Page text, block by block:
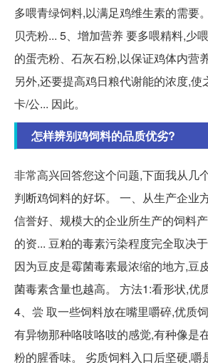
多喂青绿饲料,以满足鸡维生素的需要
贝壳粉... 5、增加营养 要多喂精料,少
的蛋壳粉、石灰石粉,以保证鸡体内营
另外,还要提高鸡日粮代谢能的浓度,使
卡/公... 因此。
怎样辨别鸡饲料的品质优劣?
非常高兴回答您这个问题,下面我从几
判断鸡饲料的好坏。 一、从生产企业
信誉好、规模大的企业所生产的饲料
的资... 豆粕的毒素污染程度完全取决
因为豆皮是霉菌毒素最浓缩的地方,豆
菌毒素含量也越高。 方法1:看形状,优
4、尝 取一些饲料放在嘴里嚼碎,优质
有异物那种咯吱咯吱的感觉,有种像是
粉的腥香味。 劣质饲料入口后坚硬,嚼